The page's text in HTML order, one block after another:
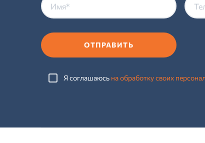
ОТПРАВИТЬ
Я соглашаюсь на обработку своих